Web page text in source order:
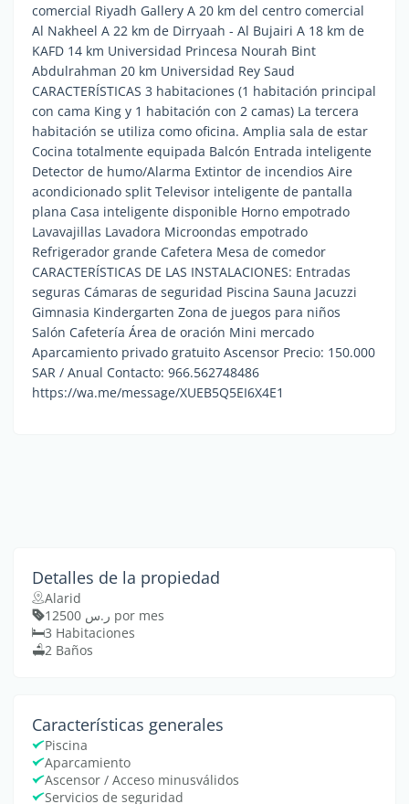
comercial Riyadh Gallery A 20 km del centro comercial
Al Nakheel A 22 km de Dirryaah - Al Bujairi A 18 km de
KAFD 14 km Universidad Princesa Nourah Bint
Abdulrahman 20 km Universidad Rey Saud
CARACTERÍSTICAS 3 habitaciones (1 habitación principal
con cama King y 1 habitación con 2 camas) La tercera
habitación se utiliza como oficina. Amplia sala de estar
Cocina totalmente equipada Balcón Entrada inteligente
Detector de humo/Alarma Extintor de incendios Aire
acondicionado split Televisor inteligente de pantalla
plana Casa inteligente disponible Horno empotrado
Lavavajillas Lavadora Microondas empotrado
Refrigerador grande Cafetera Mesa de comedor
CARACTERÍSTICAS DE LAS INSTALACIONES: Entradas
seguras Cámaras de seguridad Piscina Sauna Jacuzzi
Gimnasia Kindergarten Zona de juegos para niños
Salón Cafetería Área de oración Mini mercado
Aparcamiento privado gratuito Ascensor Precio: 150.000
SAR / Anual Contacto: 966.562748486
https://wa.me/message/XUEB5Q5EI6X4E1
Detalles de la propiedad
Alarid
ر.س 12500 por mes
3 Habitaciones
2 Baños
Características generales
Piscina
Aparcamiento
Ascensor / Acceso minusválidos
Servicios de seguridad